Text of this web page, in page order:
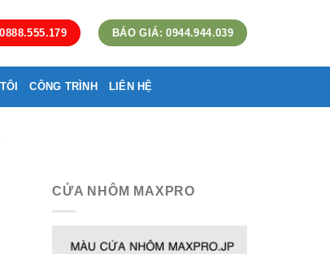
BÁO GIÁ: 0944.944.039
CÔNG TRÌNH LIÊN HỆ
CỬA NHÔM MAXPRO